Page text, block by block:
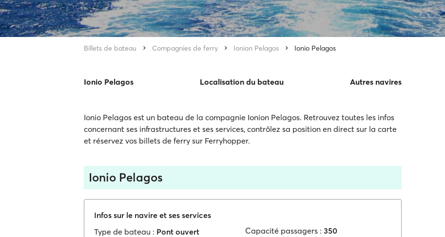
Billets de bateau Compagnies de ferry Ionion Pelagos Ionio Pelagos
Ionio Pelagos Localisation du bateau Autres navires
Ionio Pelagos est un bateau de la compagnie Ionion Pelagos. Retrouvez toutes les infos
concernant ses infrastructures et ses services, contrôlez sa position en direct sur la carte
et réservez vos billets de ferry sur Ferryhopper.
Ionio Pelagos
Infos sur le navire et ses services
Type de bateau : Pont ouvert
Capacité passagers : 350